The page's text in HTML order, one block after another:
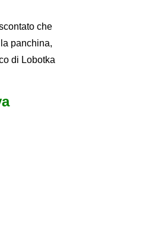
che
panchina,
di Lobotka